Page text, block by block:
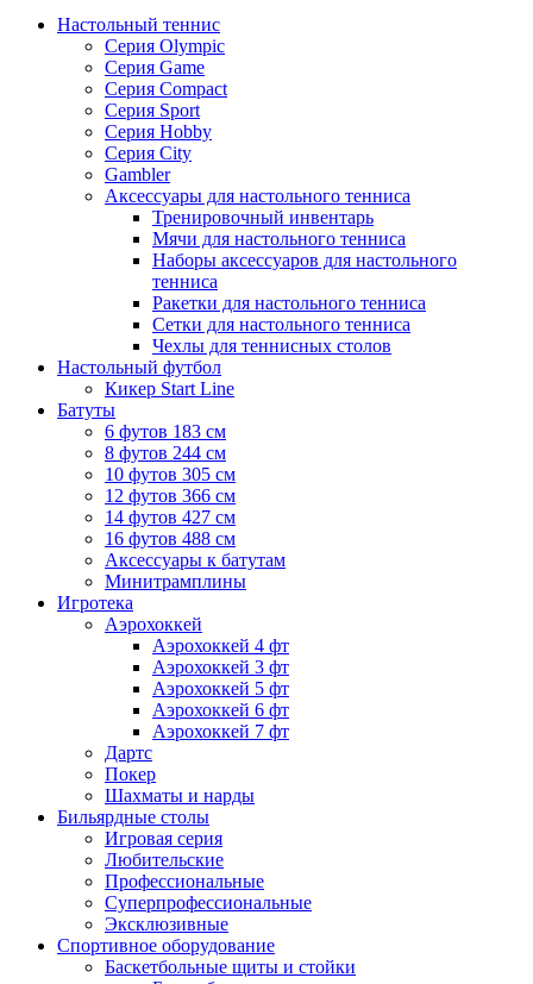
Настольный теннис
Серия Olympic
Серия Game
Серия Compact
Серия Sport
Серия Hobby
Серия City
Gambler
Аксессуары для настольного тенниса
Тренировочный инвентарь
Мячи для настольного тенниса
Наборы аксессуаров для настольного
тенниса
Ракетки для настольного тенниса
Сетки для настольного тенниса
Чехлы для теннисных столов
Настольный футбол
Кикер Start Line
Батуты
6 футов 183 см
8 футов 244 см
10 футов 305 см
12 футов 366 см
14 футов 427 см
16 футов 488 см
Аксессуары к батутам
Минитрамплины
Игротека
Аэрохоккей
Аэрохоккей 4 фт
Аэрохоккей 3 фт
Аэрохоккей 5 фт
Аэрохоккей 6 фт
Аэрохоккей 7 фт
Дартс
Покер
Шахматы и нарды
Бильярдные столы
Игровая серия
Любительские
Профессиональные
Суперпрофессиональные
Эксклюзивные
Спортивное оборудование
Баскетбольные щиты и стойки